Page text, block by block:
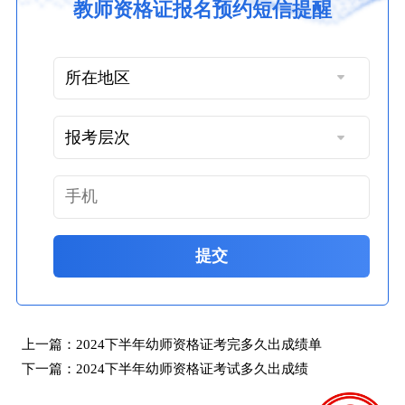
教师资格证报名预约短信提醒
提交
上一篇： 2024下半年幼师资格证考完多久出成绩单
下一篇： 2024下半年幼师资格证考试多久出成绩